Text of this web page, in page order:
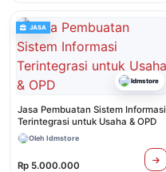
JASA
Idmstore
Jasa Pembuatan Sistem Informasi
Terintegrasi untuk Usaha & OPD
Oleh Idmstore
Rp 5.000.000